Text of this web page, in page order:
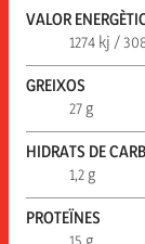
VALOR
1274 kj /
GREIXOS
27 g
HIDRATS DE
1,2 g
PROTEÏNES
15 g